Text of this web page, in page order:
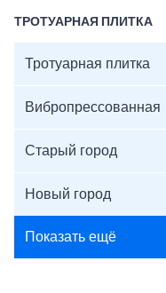
ТРОТУАРНАЯ ПЛИТКА
Тротуарная плитка
Вибропрессованная
Старый город
Новый город
Показать ещё